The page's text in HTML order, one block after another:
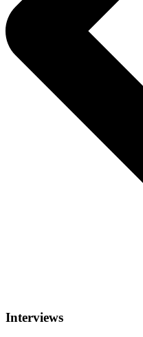
Interviews